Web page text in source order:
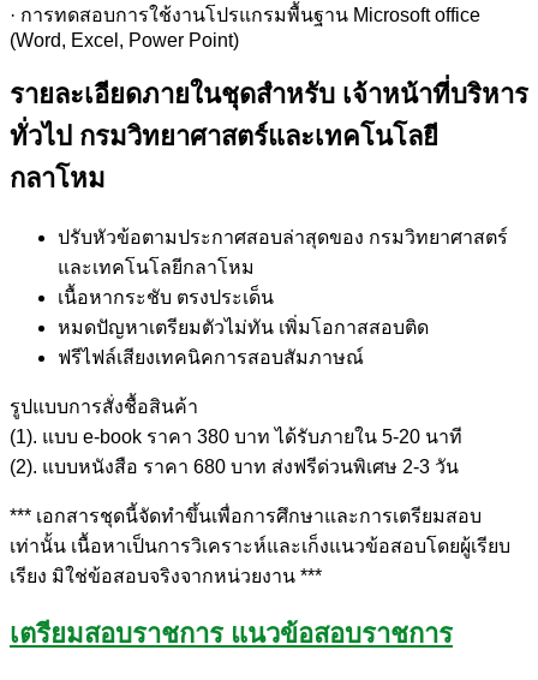
· การทดสอบการใช้งานโปรแกรมพื้นฐาน Microsoft office
(Word, Excel, Power Point)
รายละเอียดภายในชุดสำหรับ เจ้าหน้าที่บริหาร
ทั่วไป กรมวิทยาศาสตร์และเทคโนโลยี
กลาโหม
ปรับหัวข้อตามประกาศสอบล่าสุดของ กรมวิทยาศาสตร์
และเทคโนโลยีกลาโหม
เนื้อหากระชับ ตรงประเด็น
หมดปัญหาเตรียมตัวไม่ทัน เพิ่มโอกาสสอบติด
ฟรีไฟล์เสียงเทคนิคการสอบสัมภาษณ์
รูปแบบการสั่งชื้อสินค้า
(1). แบบ e-book ราคา 380 บาท ได้รับภายใน 5-20 นาที
(2). แบบหนังสือ ราคา 680 บาท ส่งฟรีด่วนพิเศษ 2-3 วัน
*** เอกสารชุดนี้จัดทำขึ้นเพื่อการศึกษาและการเตรียมสอบ
เท่านั้น เนื้อหาเป็นการวิเคราะห์และเก็งแนวข้อสอบโดยผู้เรียบ
เรียง มิใช่ข้อสอบจริงจากหน่วยงาน ***
เตรียมสอบราชการ แนวข้อสอบราชการ